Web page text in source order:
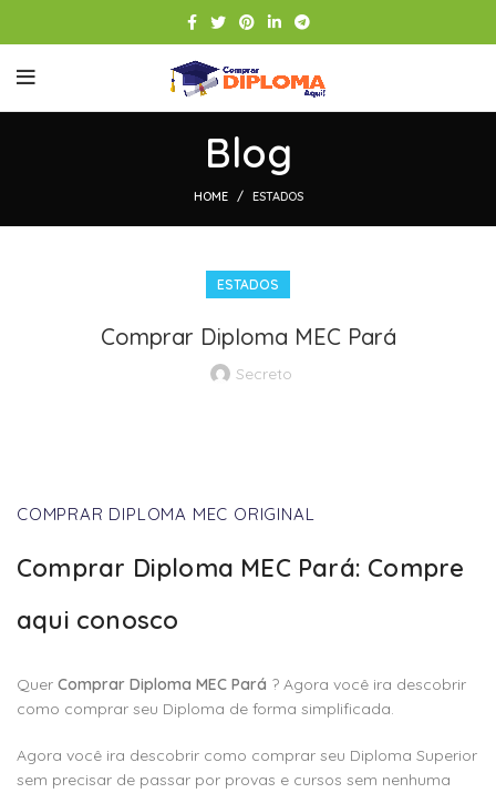
Blog
HOME ESTADOS
ESTADOS
Comprar Diploma MEC Pará
Secreto
COMPRAR DIPLOMA MEC ORIGINAL
Comprar Diploma MEC Pará: Compre
aqui conosco
Quer Comprar Diploma MEC Pará ? Agora você ira descobrir
como comprar seu Diploma de forma simplificada.
Agora você ira descobrir como comprar seu Diploma Superior
sem precisar de passar por provas e cursos sem nenhuma